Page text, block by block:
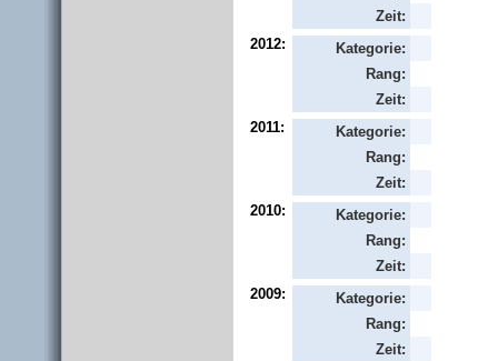
Zeit:
2012:
Kategorie:
Rang:
Zeit:
2011:
Kategorie:
Rang:
Zeit:
2010:
Kategorie:
Rang:
Zeit:
2009:
Kategorie:
Rang:
Zeit: